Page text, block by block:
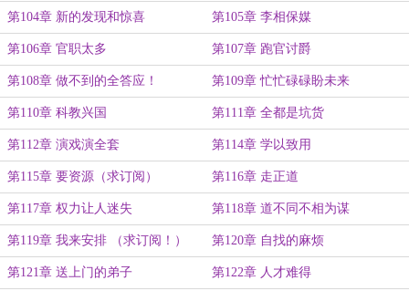
第104章 新的发现和惊喜 第105章 李相保媒
第106章 官职太多 第107章 跑官讨爵
第108章 做不到的全答应！ 第109章 忙忙碌碌盼未来
第110章 科教兴国 第111章 全都是坑货
第112章 演戏演全套 第114章 学以致用
第115章 要资源（求订阅） 第116章 走正道
第117章 权力让人迷失 第118章 道不同不相为谋
第119章 我来安排 （求订阅！） 第120章 自找的麻烦
第121章 送上门的弟子 第122章 人才难得